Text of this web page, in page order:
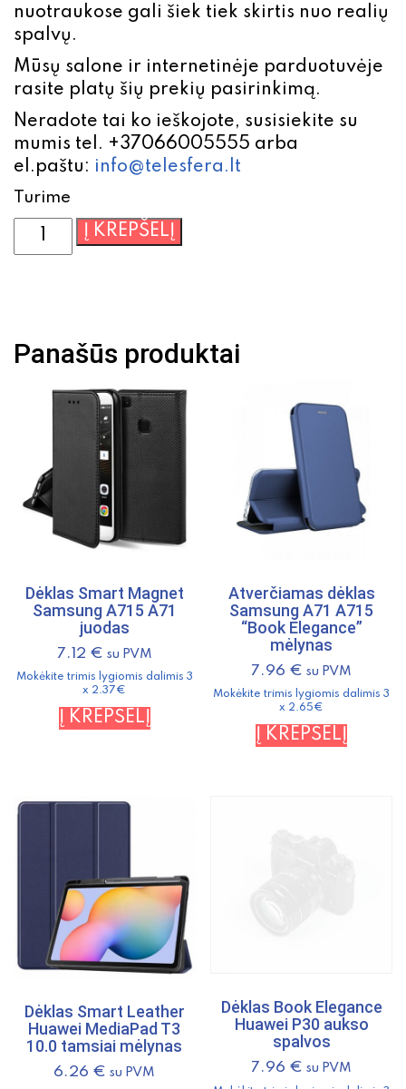
nuotraukose gali šiek tiek skirtis nuo realių
spalvų.
Mūsų salone ir internetinėje parduotuvėje
rasite platų šių prekių pasirinkimą.
Neradote tai ko ieškojote, susisiekite su
mumis tel. +37066005555 arba
el.paštu: info@telesfera.lt
Turime
produkto
kiekis:
Mate
20
juodas
Į KREPŠELĮ
Panašūs produktai
Dėklas Smart Magnet
Samsung A715 A71
juodas
7.12 € su PVM
Mokėkite trimis lygiomis dalimis 3
x 2.37€
Į KREPŠELĮ
Atverčiamas dėklas
Samsung A71 A715
“Book Elegance”
mėlynas
7.96 € su PVM
Mokėkite trimis lygiomis dalimis 3
x 2.65€
Į KREPŠELĮ
Dėklas Smart Leather
Huawei MediaPad T3
10.0 tamsiai mėlynas
6.26 € su PVM
Dėklas Book Elegance
Huawei P30 aukso
spalvos
7.96 € su PVM